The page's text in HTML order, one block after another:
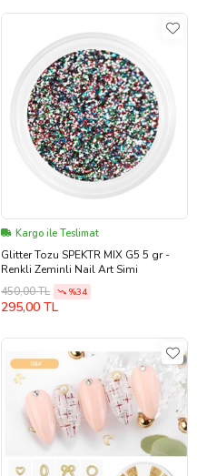
Kargo ile Teslimat
Glitter Tozu SPEKTR MIX G5 5 gr -
Renkli Zeminli Nail Art Simi
450,00 TL
%34
295,00 TL